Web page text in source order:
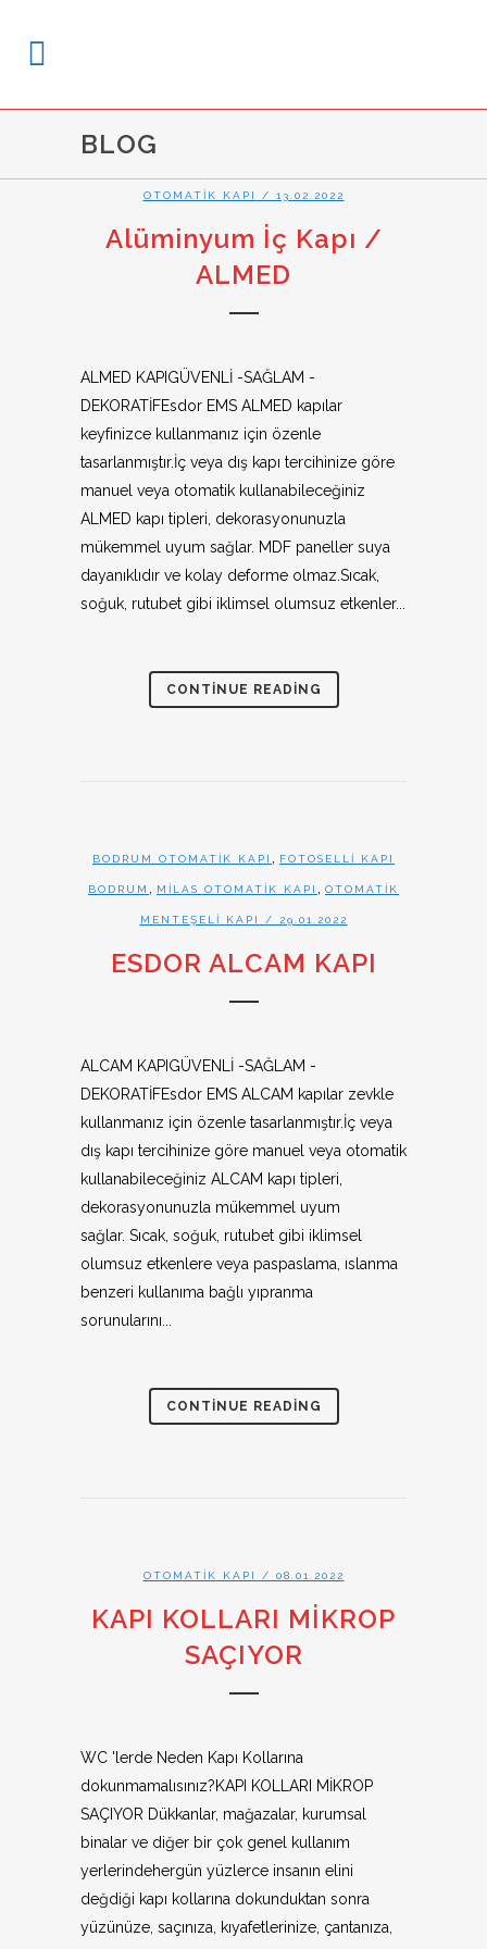
BLOG
OTOMATIK KAPI / 13.02.2022
Alüminyum İç Kapı /
ALMED
ALMED KAPIGÜVENLİ -SAĞLAM -
DEKORATİFEsdor EMS ALMED kapılar
keyfinizce kullanmanız için özenle
tasarlanmıştır.İç veya dış kapı tercihinize göre
manuel veya otomatik kullanabileceğiniz
ALMED kapı tipleri, dekorasyonunuzla
mükemmel uyum sağlar. MDF paneller suya
dayanıklıdır ve kolay deforme olmaz.Sıcak,
soğuk, rutubet gibi iklimsel olumsuz etkenler...
CONTINUE READING
BODRUM OTOMATIK KAPI FOTOSELLI KAPI
BODRUM MILAS OTOMATIK KAPI OTOMATIK
MENTEŞELI KAPI / 29.01.2022
ESDOR ALCAM KAPI
ALCAM KAPIGÜVENLİ -SAĞLAM -
DEKORATİFEsdor EMS ALCAM kapılar zevkle
kullanmanız için özenle tasarlanmıştır.İç veya
dış kapı tercihinize göre manuel veya otomatik
kullanabileceğiniz ALCAM kapı tipleri,
dekorasyonunuzla mükemmel uyum
sağlar. Sıcak, soğuk, rutubet gibi iklimsel
olumsuz etkenlere veya paspaslama, ıslanma
benzeri kullanıma bağlı yıpranma
sorunularını...
CONTINUE READING
OTOMATIK KAPI / 08.01.2022
KAPI KOLLARI MİKROP
SAÇIYOR
WC 'lerde Neden Kapı Kollarına
dokunmamalısınız?KAPI KOLLARI MİKROP
SAÇIYOR Dükkanlar, mağazalar, kurumsal
binalar ve diğer bir çok genel kullanım
yerlerindehergün yüzlerce insanın elini
değdiği kapı kollarına dokunduktan sonra
yüzünüze, saçınıza, kıyafetlerinize, çantanıza,